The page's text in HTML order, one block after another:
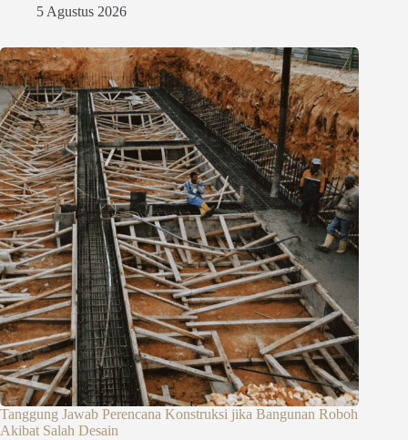
5 Agustus 2026
Tanggung Jawab Perencana Konstruksi jika Bangunan Roboh
Akibat Salah Desain